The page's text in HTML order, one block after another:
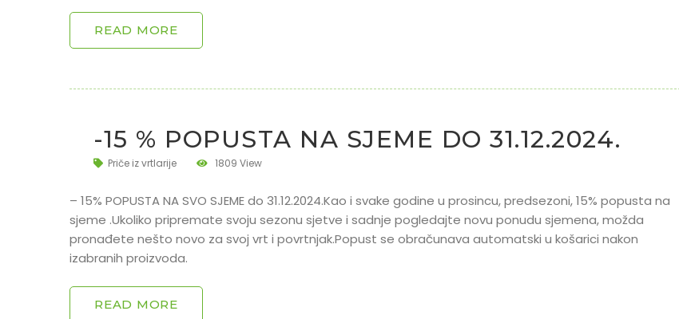
READ MORE
-15 % POPUSTA NA SJEME DO 31.12.2024.
Priče iz vrtlarije 1809 View
– 15% POPUSTA NA SVO SJEME do 31.12.2024.Kao i svake godine u prosincu, predsezoni, 15% popusta na
sjeme .Ukoliko pripremate svoju sezonu sjetve i sadnje pogledajte novu ponudu sjemena, možda
pronađete nešto novo za svoj vrt i povrtnjak.Popust se obračunava automatski u košarici nakon
izabranih proizvoda.
READ MORE